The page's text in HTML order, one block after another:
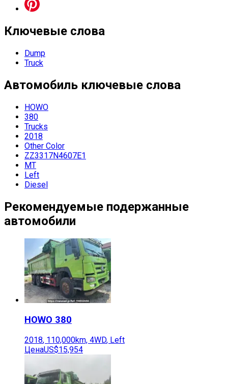
Ключевые слова
Dump
Truck
Автомобиль ключевые слова
HOWO
380
Trucks
2018
Other Color
ZZ3317N4607E1
MT
Left
Diesel
Рекомендуемые подержанные
автомобили
HOWO 380
2018, 110,000km, 4WD, Left
ЦенаUS$15,954